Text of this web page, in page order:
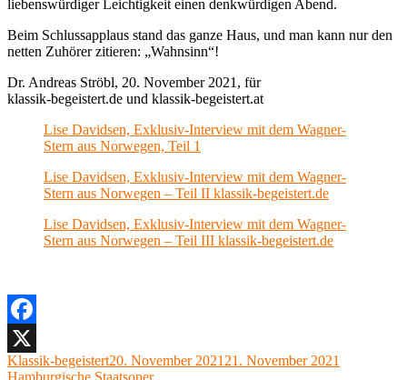
liebenswürdiger Leichtigkeit einen denkwürdigen Abend.
Beim Schlussapplaus stand das ganze Haus, und man kann nur den
netten Zuhörer zitieren: „Wahnsinn“!
Dr. Andreas Ströbl, 20. November 2021, für
klassik-begeistert.de und klassik-begeistert.at
Lise Davidsen, Exklusiv-Interview mit dem Wagner-
Stern aus Norwegen, Teil 1
Lise Davidsen, Exklusiv-Interview mit dem Wagner-
Stern aus Norwegen – Teil II klassik-begeistert.de
Lise Davidsen, Exklusiv-Interview mit dem Wagner-
Stern aus Norwegen – Teil III klassik-begeistert.de
Facebook
X
Autor
Klassik-begeistertVeröffentlicht
am
20. November 2021 21. November 2021
Hamburgische Staatsoper